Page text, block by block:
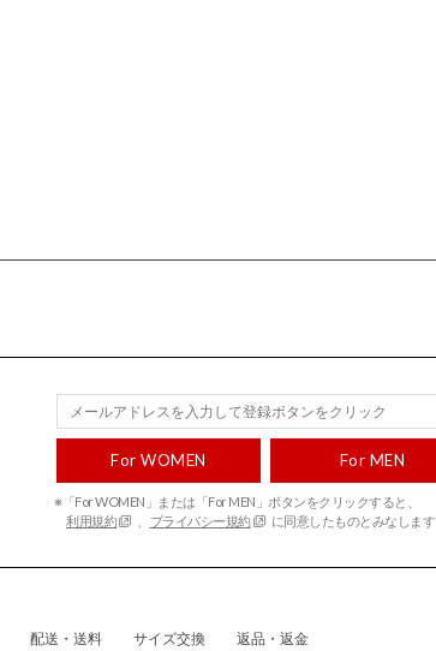
For WOMEN For MEN
※「For WOMEN」または「For MEN」ボタンをクリックすると、
利用規約
プライバシー規約 に同意したものとみなします
配送・送料 サイズ交換 返品・返金